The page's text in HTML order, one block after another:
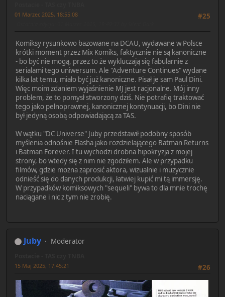
#25
01 Marzec 2025, 18:55:08
Komiksy rysunkowo bazowane na DCAU, wydawane w Polsce
krótki moment przez Mix Komiks, faktycznie nie są kanoniczne
- bo być nie mogą, przez to że wykluczają się fabularnie z
serialami tego uniwersum. Ale "Adventure Continues" wydane
kilka lat temu, miało być już kanoniczne. Pisał je sam Paul Dini.
Więc moim zdaniem wyjaśnienie MJ jest racjonalne. Mój inny
problem, że to pomysł stworzony dziś. Nie potrafię traktować
tego jako pełnoprawnej, kanonicznej kontynuacji, bo Dini nie
był jedyną osobą odpowiadającą za TAS.
W wątku "DC Universe" Juby przedstawił podobny sposób
myślenia odnośnie Flasha jako rozdzielającego Batman Returns
i Batman Forever. I tu wychodzi drobna hipokryzja z mojej
strony, bo wtedy się z nim nie zgodziłem. Ale w przypadku
filmów, gdzie można zaprosić aktora, wizualnie i muzycznie
odnieść się do danych produkcji, łatwiej kupić mi tą immersję.
W przypadków komiksowych "sequeli" bywa to dla mnie trochę
naciągane i nic z tym nie zrobię.
Juby Moderator
#26
15 Maj 2025, 17:45:21